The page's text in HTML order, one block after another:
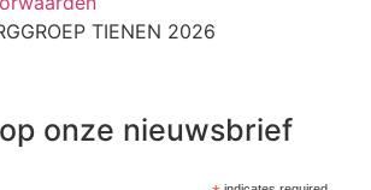
TIENEN 2026
onze nieuwsbrief